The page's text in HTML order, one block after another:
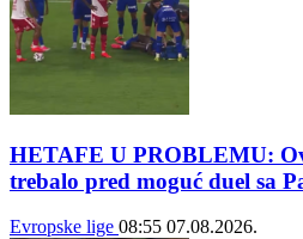
HETAFE U PROBLEMU:
trebalo pred moguć duel sa
Evropske lige 08:55 07.08.2026.